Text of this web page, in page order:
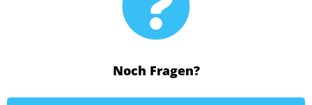
Noch Fragen?